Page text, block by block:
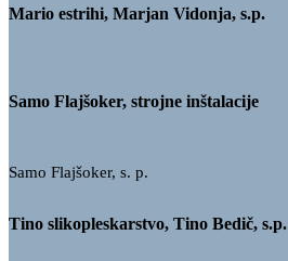
Mario estrihi, Marjan Vidonja, s.p.
Samo Flajšoker, strojne inštalacije
Samo Flajšoker, s. p.
Tino slikopleskarstvo, Tino Bedič, s.p.